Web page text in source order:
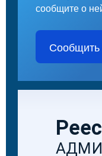
сообщите о